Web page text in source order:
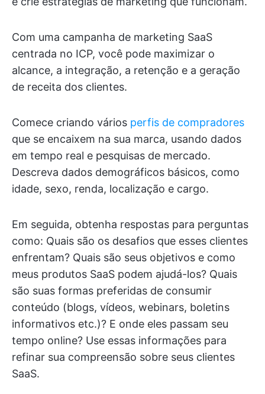
Com uma campanha de marketing SaaS
centrada no ICP, você pode maximizar o
alcance, a integração, a retenção e a geração
de receita dos clientes.
Comece criando vários perfis de compradores
que se encaixem na sua marca, usando dados
em tempo real e pesquisas de mercado.
Descreva dados demográficos básicos, como
idade, sexo, renda, localização e cargo.
Em seguida, obtenha respostas para perguntas
como: Quais são os desafios que esses clientes
enfrentam? Quais são seus objetivos e como
meus produtos SaaS podem ajudá-los? Quais
são suas formas preferidas de consumir
conteúdo (blogs, vídeos, webinars, boletins
informativos etc.)? E onde eles passam seu
tempo online? Use essas informações para
refinar sua compreensão sobre seus clientes
SaaS.